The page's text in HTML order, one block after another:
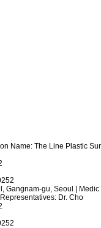
Name: The Line Plastic Sur
Gangnam-gu, Seoul | Medic
Dr. Cho